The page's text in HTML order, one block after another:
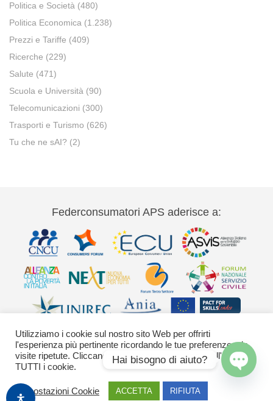
Politica e Società (480)
Politica Economica (1.238)
Prezzi e Tariffe (409)
Ricerche (229)
Salute (471)
Scuola e Università (90)
Telecomunicazioni (300)
Trasporti e Turismo (626)
Tu che ne sAI? (2)
Federconsumatori APS aderisce a:
Via Palestro 11 00185 Roma - tel 06
42020755-9 federconsumatori@federconsumatori.it Ufficio stampa tel: 06
Utilizziamo i cookie sul nostro sito Web per offrirti
l'esperienza più pertinente ricordando le tue preferenze e le
visite ripetute. Cliccando su "Accetta" acconsenti all'uso di
TUTTI i cookie.
Impostazioni Cookie ACCETTA RIFIUTA
Hai bisogno di aiuto?
Open